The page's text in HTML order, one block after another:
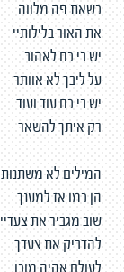
כשאת פה מלווה
את האור בלילותיי
יש בי כח לאהוב
על ליבך לא אוותר
יש בי כח עוד ועוד
רק איתך להשאר
המילים לא משתנות
הן כמו אז למענך
שוב מגביר את צעדיי
להדביק את צעדך